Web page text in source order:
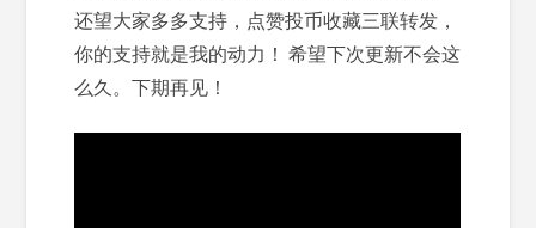
还望大家多多支持，点赞投币收藏三联转发，
你的支持就是我的动力！ 希望下次更新不会这
么久。下期再见！